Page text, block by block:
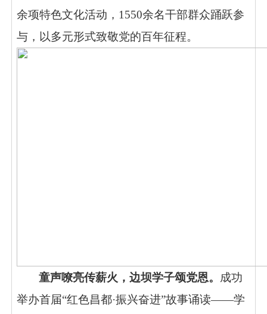
余项特色文化活动，1550余名干部群众踊跃参
与，以多元形式致敬党的百年征程。
童声嘹亮传薪火，边坝学子颂党恩。 成功
举办首届“红色昌都·振兴奋进”故事诵读——学